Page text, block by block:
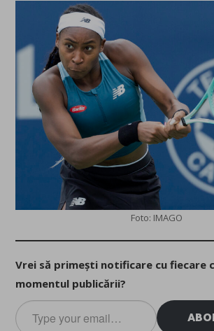
Foto: IMAGO
Vrei să primești notificare cu fiecare
momentul publicării?
Type
your